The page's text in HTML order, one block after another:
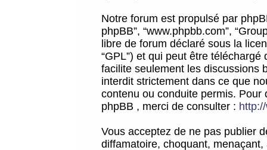
Notre forum est propulsé par
phpBB”, “www.phpbb.com”,
libre de forum déclaré sous la
“GPL”) et qui peut être téléchargé
facilite seulement les discussions
interdit strictement dans ce que
contenu ou conduite permis.
phpBB , merci de consulter :
Vous acceptez de ne pas publier
diffamatoire, choquant,